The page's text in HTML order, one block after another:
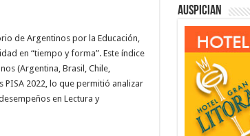
de Argentinos por la Educación,
en “tiempo y forma”. Este índice
(Argentina, Brasil, Chile,
PISA 2022, lo que permitió analizar
en Lectura y
Auspician